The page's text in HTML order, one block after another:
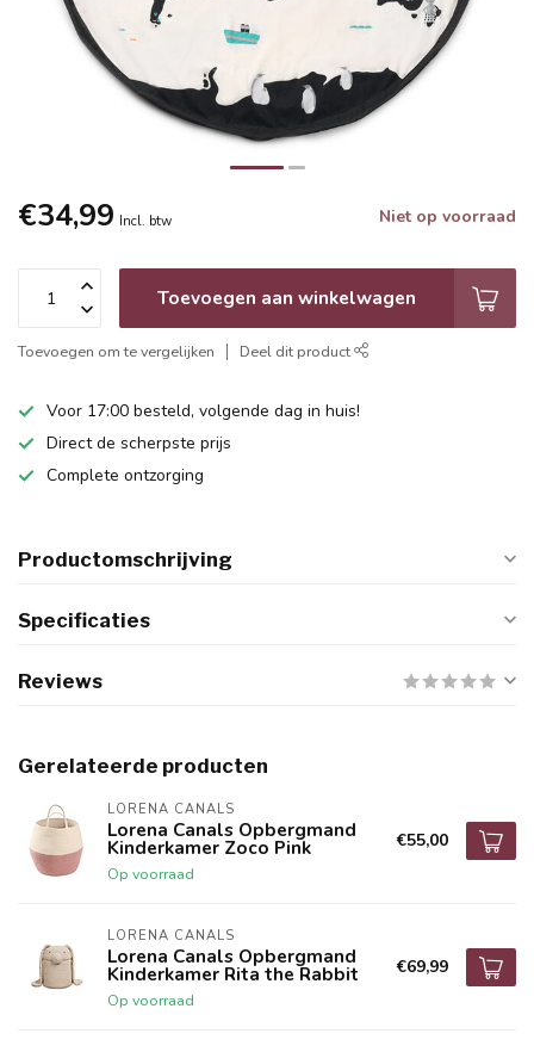
€34,99 Incl. btw Niet op voorraad
Toevoegen aan winkelwagen
Toevoegen om te vergelijken Deel dit product
Voor 17:00 besteld, volgende dag in huis!
Direct de scherpste prijs
Complete ontzorging
Productomschrijving
Specificaties
Reviews
Gerelateerde producten
LORENA CANALS
Lorena Canals Opbergmand
Kinderkamer Zoco Pink
Op voorraad
€55,00
LORENA CANALS
Lorena Canals Opbergmand
Kinderkamer Rita the Rabbit
Op voorraad
€69,99